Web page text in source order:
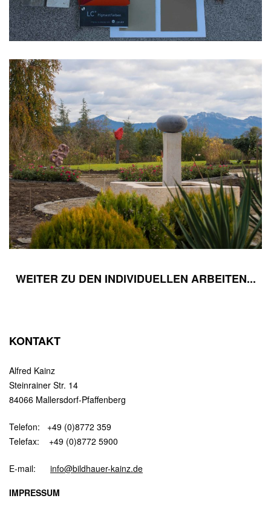
WEITER ZU DEN INDIVIDUELLEN ARBEITEN...
KONTAKT
Alfred Kainz
Steinrainer Str. 14
84066 Mallersdorf-Pfaffenberg
Telefon: +49 (0)8772 359
Telefax: +49 (0)8772 5900
E-mail: info@bildhauer-kainz.de
IMPRESSUM